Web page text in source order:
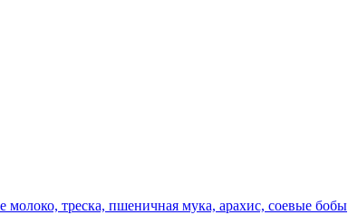
треска, пшеничная мука, арахис, соевые бобы